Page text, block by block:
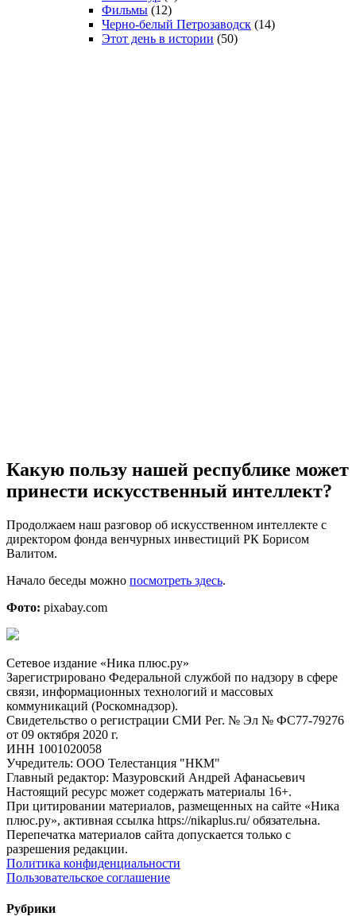
Фильмы (12)
Черно-белый Петрозаводск (14)
Этот день в истории (50)
Какую пользу нашей республике может
принести искусственный интеллект?
Продолжаем наш разговор об искусственном интеллекте с
директором фонда венчурных инвестиций РК Борисом
Валитом.
Начало беседы можно посмотреть здесь.
Фото: pixabay.com
Сетевое издание «Ника плюс.ру»
Зарегистрировано Федеральной службой по надзору в сфере
связи, информационных технологий и массовых
коммуникаций (Роскомнадзор).
Свидетельство о регистрации СМИ Рег. № Эл № ФС77-79276
от 09 октября 2020 г.
ИНН 1001020058
Учредитель: ООО Телестанция "НКМ"
Главный редактор: Мазуровский Андрей Афанасьевич
Настоящий ресурс может содержать материалы 16+.
При цитировании материалов, размещенных на сайте «Ника
плюс.ру», активная ссылка https://nikaplus.ru/ обязательна.
Перепечатка материалов сайта допускается только с
разрешения редакции.
Политика конфиденциальности
Пользовательское соглашение
Рубрики